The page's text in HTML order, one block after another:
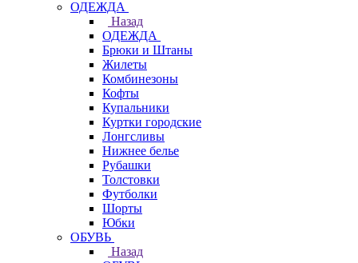
ОДЕЖДА
Назад
ОДЕЖДА
Брюки и Штаны
Жилеты
Комбинезоны
Кофты
Купальники
Куртки городские
Лонгсливы
Нижнее белье
Рубашки
Толстовки
Футболки
Шорты
Юбки
ОБУВЬ
Назад